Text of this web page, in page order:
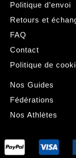
Politique d’envoi
Retours et
FAQ
Contact
Politique de
Nos Guides
Fédérations
Nos Athlètes